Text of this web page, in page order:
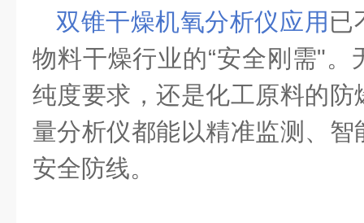
双锥干燥机氧分析仪应用 已
物料干燥行业的“安全刚需"。
纯度要求，还是化工原料的
量分析仪都能以精准监测、
安全防线。